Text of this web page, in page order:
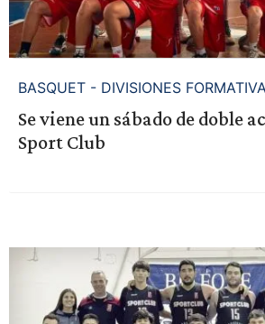
BASQUET - DIVISIONES
Se viene un sábado de doble
Sport Club